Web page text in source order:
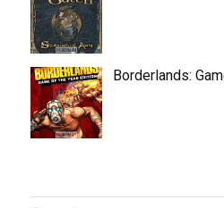
Borderlands: